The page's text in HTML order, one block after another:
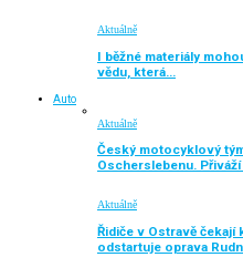
Aktuálně
I běžné materiály
vědu, která…
Auto
Aktuálně
Český motocyklový
Oscherslebenu.
Aktuálně
Řidiče v Ostravě čekají
odstartuje oprava